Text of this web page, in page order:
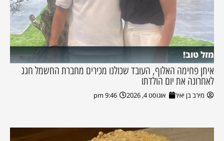
מזל טוב!
איתן פחימה האלוף, העובד שכולנו מכירים מחברת החשמל חגג
לאחרונה את יום הולדתו
מירב בן יאיר אוגוסט 4, 2026 9:46 pm